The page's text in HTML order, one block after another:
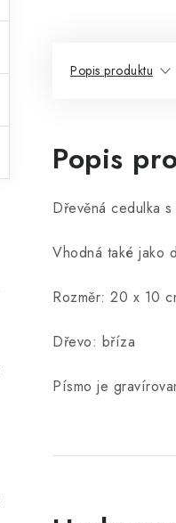
Popis produktu
Popis
Dřevěná cedulka
Vhodná také jako
Rozměr: 20 x 10
Dřevo: bříza
Písmo je